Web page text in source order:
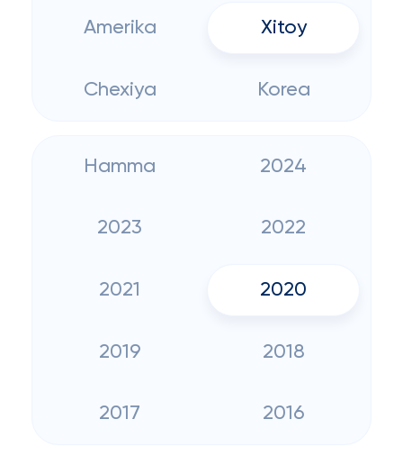
Amerika Xitoy
Chexiya Korea
Hamma 2024
2023 2022
2021 2020
2019 2018
2017 2016